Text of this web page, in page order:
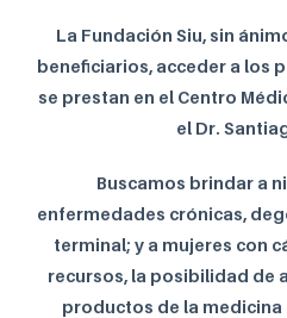
La Fundación Siu, sin
beneficiarios, acceder a los
se prestan en el Centro
el Dr.
Buscamos brindar a
enfermedades crónicas,
terminal; y a mujeres con
recursos, la posibilidad de
productos de la